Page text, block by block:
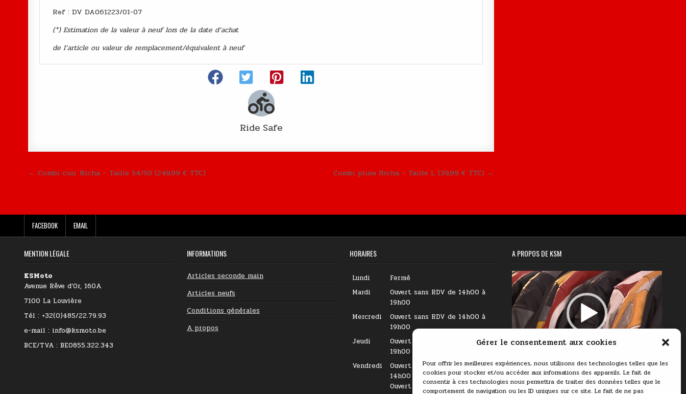
Gérer le consentement aux cookies
Pour offrir les meilleures expériences, nous utilisons des technologies telles que les
cookies pour stocker et/ou accéder aux informations des appareils. Le fait de
consentir à ces technologies nous permettra de traiter des données telles que le
comportement de navigation ou les ID uniques sur ce site. Le fait de ne pas
Ref : DV DA061223/01-07
(*) Estimation de la valeur à neuf lors de la date d’achat
de l’article ou valeur de remplacement/équivalent à neuf
Ride Safe
Navigation de l’article Combi pluie Richa – Taille L (39,99 € TTC) →
← Combi cuir Richa – Taille 54/50 (249,99 € TTC)
FACEBOOK EMAIL
MENTION LÉGALE
KSMoto
Avenue Rêve d’Or, 160A
7100 La Louvière
Tél : +32(0)485/22.79.93
e-mail : info@ksmoto.be
BCE/TVA : BE0855.322.343
INFORMATIONS
Articles seconde main
Articles neufs
Conditions générales
A propos
HORAIRES
Lundi
Fermé
Mardi
Ouvert sans RDV de 14h00 à
19h00
Mercredi
Ouvert sans RDV de 14h00 à
19h00
Jeudi
Ouvert sans RDV de 14h00 à
19h00
Vendredi
Ouvert sur RDV de 9h00 à
14h00
Ouvert sans RDV de 14h00 à
A PROPOS DE KSM
Lecteur
vidéo
00:00 03:11